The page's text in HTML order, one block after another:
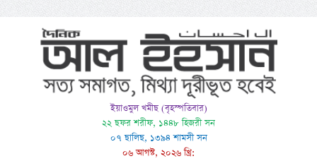
ইয়াওমুল খমীছ (বৃহস্পতিবার)
২২ ছফর শরীফ, ১৪৪৮ হিজরী সন
০৭ ছালিছ, ১৩৯৪ শামসী সন
০৬ আগস্ট, ২০২৬ খ্রি: